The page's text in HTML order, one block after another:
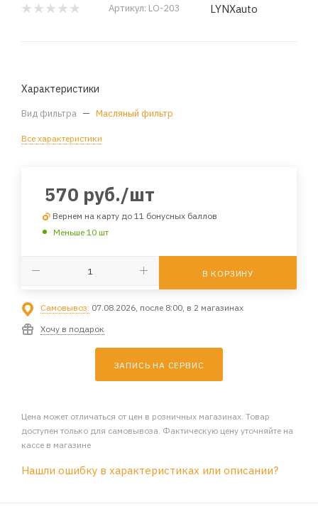
Артикул: LO-203 LYNXauto
Характеристики
Вид фильтра — Масляный фильтр
Все характеристики
570 руб./шт
Вернем на карту до 11 бонусных баллов
Меньше 10 шт
В КОРЗИНУ
Самовывоз: 07.08.2026, после 8:00, в 2 магазинах
Хочу в подарок
ЗАПИСЬ НА СЕРВИС
Цена может отличаться от цен в розничных магазинах. Товар
доступен только для самовывоза. Фактическую цену уточняйте на
кассе в магазине
Нашли ошибку в характеристиках или описании?